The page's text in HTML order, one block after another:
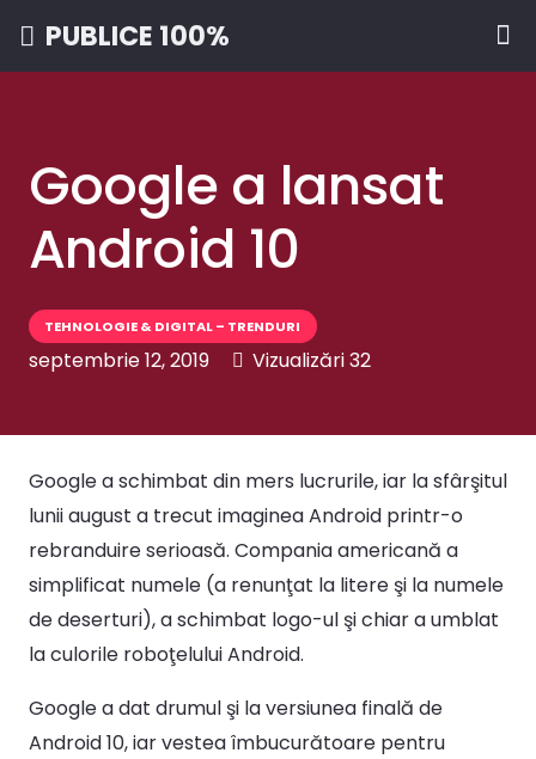
PUBLICE 100%
Google a lansat
Android 10
TEHNOLOGIE & DIGITAL – TRENDURI
septembrie 12, 2019 Vizualizări32
Google a schimbat din mers lucrurile, iar la sfârşitul
lunii august a trecut imaginea Android printr-o
rebranduire serioasă. Compania americană a
simplificat numele (a renunţat la litere şi la numele
de deserturi), a schimbat logo-ul şi chiar a umblat
la culorile roboţelului Android.
Google a dat drumul şi la versiunea finală de
Android 10, iar vestea îmbucurătoare pentru